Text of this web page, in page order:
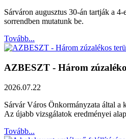
Sárváron augusztus 30-án tartják a
sorrendben mutatunk be.
Tovább...
AZBESZT - Három
2026.07.22
Sárvár Város Önkormányzata által a
Az újabb vizsgálatok eredményei
Tovább...